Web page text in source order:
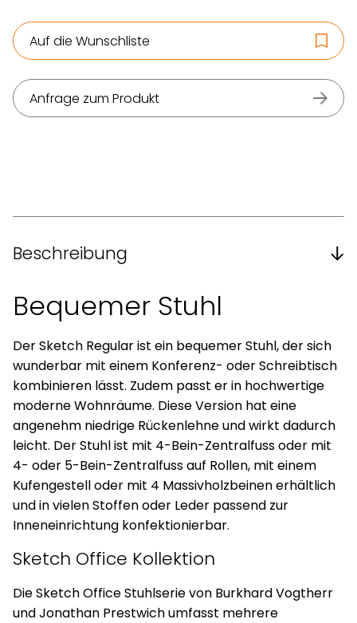
Auf die Wunschliste
Anfrage zum Produkt
Beschreibung
Bequemer Stuhl
Der Sketch Regular ist ein bequemer Stuhl, der sich
wunderbar mit einem Konferenz- oder Schreibtisch
kombinieren lässt. Zudem passt er in hochwertige
moderne Wohnräume. Diese Version hat eine
angenehm niedrige Rückenlehne und wirkt dadurch
leicht. Der Stuhl ist mit 4-Bein-Zentralfuss oder mit
4- oder 5-Bein-Zentralfuss auf Rollen, mit einem
Kufengestell oder mit 4 Massivholzbeinen erhältlich
und in vielen Stoffen oder Leder passend zur
Inneneinrichtung konfektionierbar.
Sketch Office Kollektion
Die Sketch Office Stuhlserie von Burkhard Vogtherr
und Jonathan Prestwich umfasst mehrere